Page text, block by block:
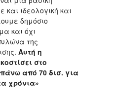
και ιδεολογική και
δημόσιο
και όχι
της
Αυτή η
στο
από 70 δισ. για
χρόνια»